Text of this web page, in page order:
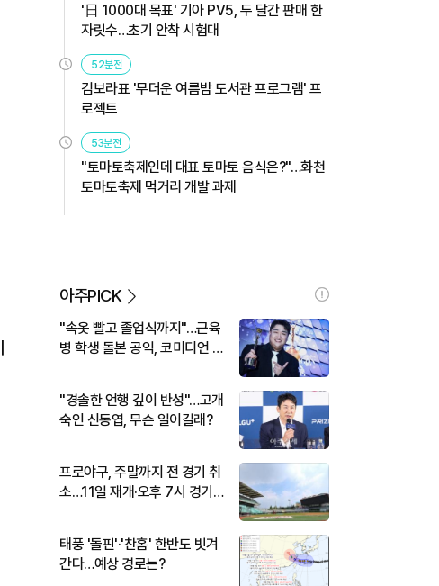
'日 1000대 목표' 기아 PV5, 두 달간 판매 한
자릿수…초기 안착 시험대
52분전
김보라표 '무더운 여름밤 도서관 프로그램' 프
로젝트
53분전
"토마토축제인데 대표 토마토 음식은?"…화천
토마토축제 먹거리 개발 과제
아주PICK
"속옷 빨고 졸업식까지"…근육
병 학생 돌본 공익, 코미디언 김
"경솔한 언행 깊이 반성"…고개
숙인 신동엽, 무슨 일이길래?
프로야구, 주말까지 전 경기 취
소…11일 재개·오후 7시 경기
태풍 '돌핀'·'찬홈' 한반도 빗겨
간다…예상 경로는?